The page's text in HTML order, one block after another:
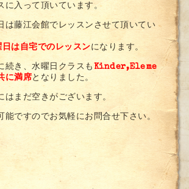
に入って頂いています。
は藤江会館でレッスンさせて頂いてい
日は自宅でのレッスンになります。
続き、水曜日クラスも Kinder,Eleme
に満席となりました。
はまだ空きがございます。
能ですのでお気軽にお問合せ下さい。